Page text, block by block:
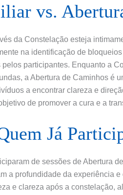
vs.
da Constelação esteja
na identificação de
participantes. Enquanto a
a Abertura de Caminhos é
a encontrar clareza e
de promover a cura e a
Já
de sessões de Abertura
a profundidade da experiência
e clareza após a constelação,